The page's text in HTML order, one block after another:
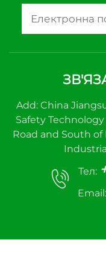
Add: China
Safety
Road and South of
Тел:
Email: